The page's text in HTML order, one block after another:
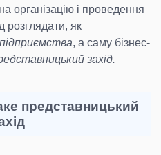
організацію і проведення
розглядати, як
, а саму бізнес-
захід.
представницький